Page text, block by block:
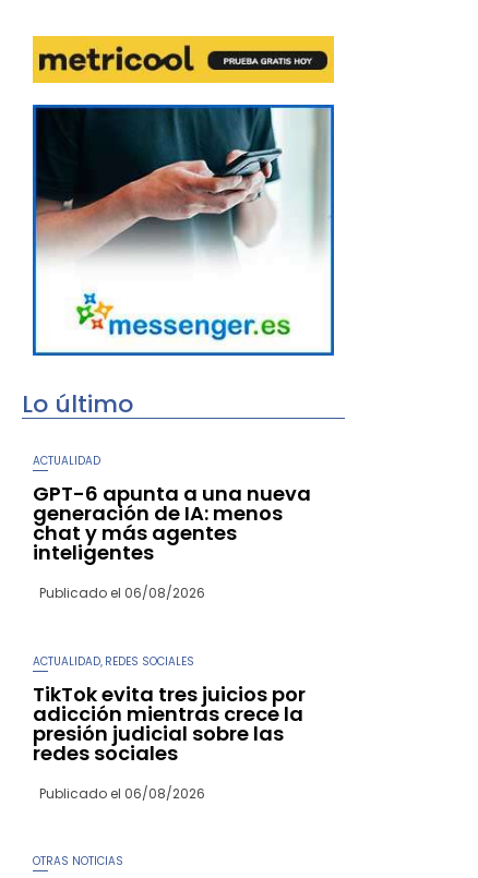
Lo último
ACTUALIDAD
GPT-6 apunta a una nueva
generación de IA: menos
chat y más agentes
inteligentes
Publicado el 06/08/2026
ACTUALIDAD REDES SOCIALES
TikTok evita tres juicios por
adicción mientras crece la
presión judicial sobre las
redes sociales
Publicado el 06/08/2026
OTRAS NOTICIAS